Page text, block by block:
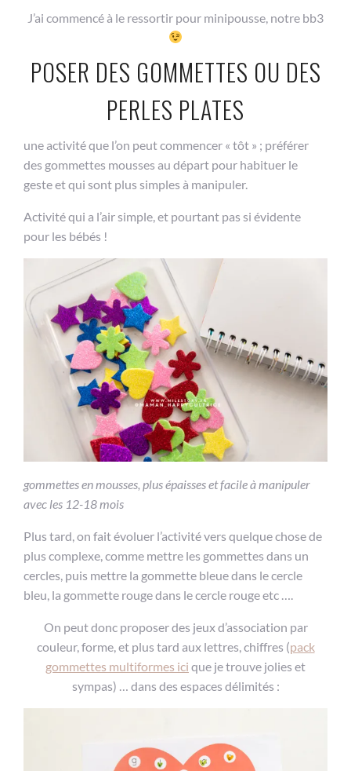
J’ai commencé à le ressortir pour minipousse, notre bb3
POSER DES GOMMETTES OU DES
PERLES PLATES
une activité que l’on peut commencer « tôt » ; préférer
des gommettes mousses au départ pour habituer le
geste et qui sont plus simples à manipuler.
Activité qui a l’air simple, et pourtant pas si évidente
pour les bébés !
gommettes en mousses, plus épaisses et facile à manipuler
avec les 12-18 mois
Plus tard, on fait évoluer l’activité vers quelque chose de
plus complexe, comme mettre les gommettes dans un
cercles, puis mettre la gommette bleue dans le cercle
bleu, la gommette rouge dans le cercle rouge etc ….
On peut donc proposer des jeux d’association par
couleur, forme, et plus tard aux lettres, chiffres (pack
gommettes multiformes ici que je trouve jolies et
sympas) … dans des espaces délimités :